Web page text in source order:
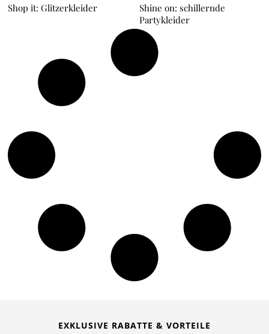
Shop it: Glitzerkleider
Shine on: schillernde
Partykleider
EXKLUSIVE RABATTE & VORTEILE